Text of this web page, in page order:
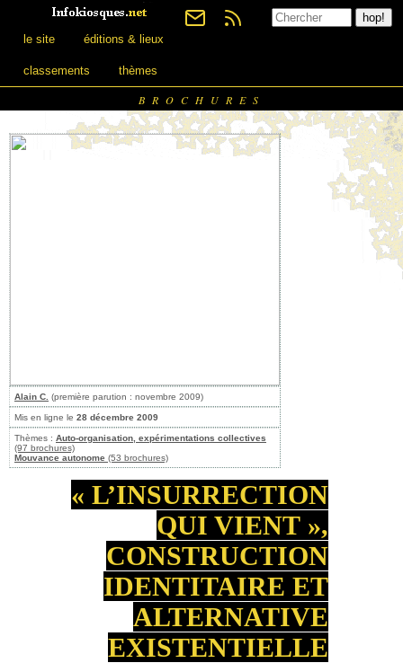
le site éditions & lieux
classements thèmes
BROCHURES
Alain C. (première parution : novembre 2009)
Mis en ligne le 28 décembre 2009
Thèmes : Auto-organisation, expérimentations collectives
(97 brochures)
Mouvance autonome (53 brochures)
« L’INSURRECTION
QUI VIENT »,
CONSTRUCTION
IDENTITAIRE ET
ALTERNATIVE
EXISTENTIELLE